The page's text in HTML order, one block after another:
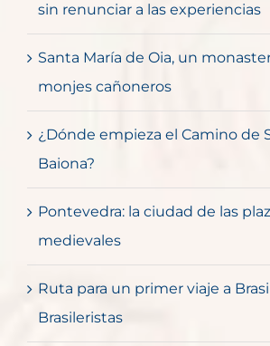
sin renunciar a las experiencias
Santa María de Oia, un
monjes cañoneros
¿Dónde empieza el Camino de
Baiona?
Pontevedra: la ciudad de las
medievales
Ruta para un primer viaje a
Brasileristas